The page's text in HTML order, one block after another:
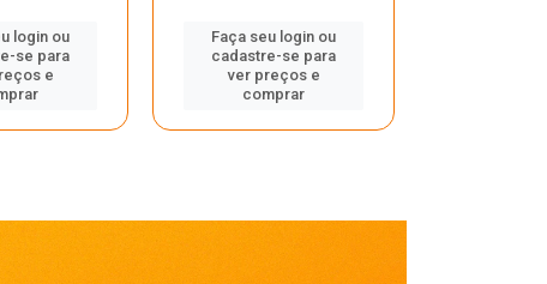
login ou
se para
e
Faça seu login ou
cadastre-se para
ver preços e
comprar